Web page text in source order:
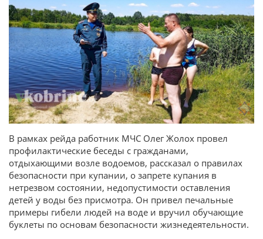
В рамках рейда работник МЧС Олег Жолох провел
профилактические беседы с гражданами,
отдыхающими возле водоемов, рассказал о правилах
безопасности при купании, о запрете купания в
нетрезвом состоянии, недопустимости оставления
детей у воды без присмотра. Он привел печальные
примеры гибели людей на воде и вручил обучающие
буклеты по основам безопасности жизнедеятельности.